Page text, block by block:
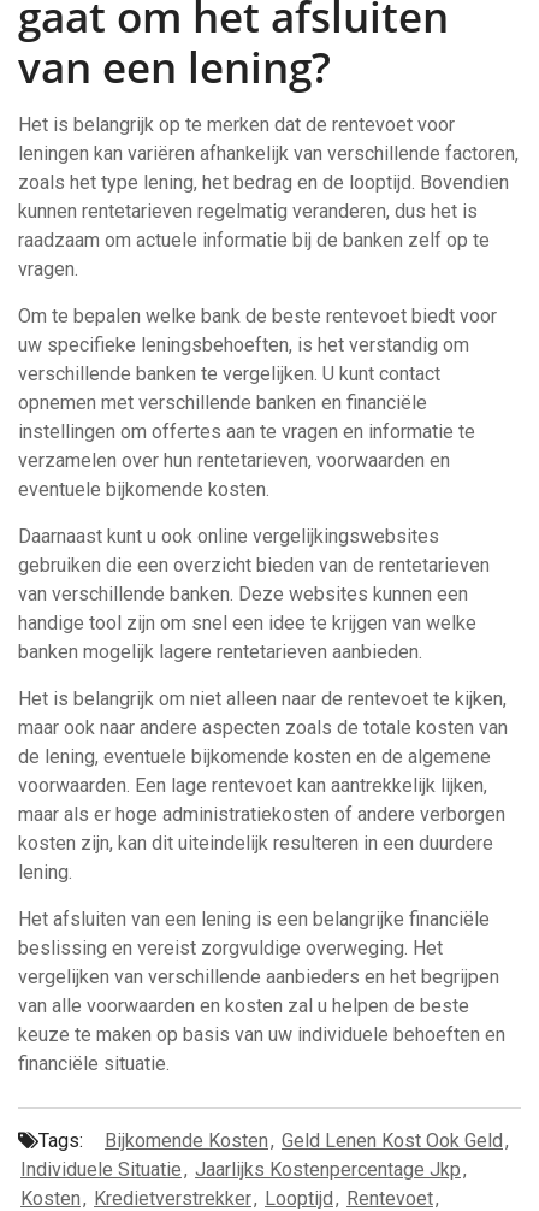
gaat om het afsluiten
van een lening?
Het is belangrijk op te merken dat de rentevoet voor
leningen kan variëren afhankelijk van verschillende factoren,
zoals het type lening, het bedrag en de looptijd. Bovendien
kunnen rentetarieven regelmatig veranderen, dus het is
raadzaam om actuele informatie bij de banken zelf op te
vragen.
Om te bepalen welke bank de beste rentevoet biedt voor
uw specifieke leningsbehoeften, is het verstandig om
verschillende banken te vergelijken. U kunt contact
opnemen met verschillende banken en financiële
instellingen om offertes aan te vragen en informatie te
verzamelen over hun rentetarieven, voorwaarden en
eventuele bijkomende kosten.
Daarnaast kunt u ook online vergelijkingswebsites
gebruiken die een overzicht bieden van de rentetarieven
van verschillende banken. Deze websites kunnen een
handige tool zijn om snel een idee te krijgen van welke
banken mogelijk lagere rentetarieven aanbieden.
Het is belangrijk om niet alleen naar de rentevoet te kijken,
maar ook naar andere aspecten zoals de totale kosten van
de lening, eventuele bijkomende kosten en de algemene
voorwaarden. Een lage rentevoet kan aantrekkelijk lijken,
maar als er hoge administratiekosten of andere verborgen
kosten zijn, kan dit uiteindelijk resulteren in een duurdere
lening.
Het afsluiten van een lening is een belangrijke financiële
beslissing en vereist zorgvuldige overweging. Het
vergelijken van verschillende aanbieders en het begrijpen
van alle voorwaarden en kosten zal u helpen de beste
keuze te maken op basis van uw individuele behoeften en
financiële situatie.
Tags: Bijkomende Kosten, Geld Lenen Kost Ook Geld,
Individuele Situatie, Jaarlijks Kostenpercentage Jkp,
Kosten, Kredietverstrekker, Looptijd, Rentevoet,